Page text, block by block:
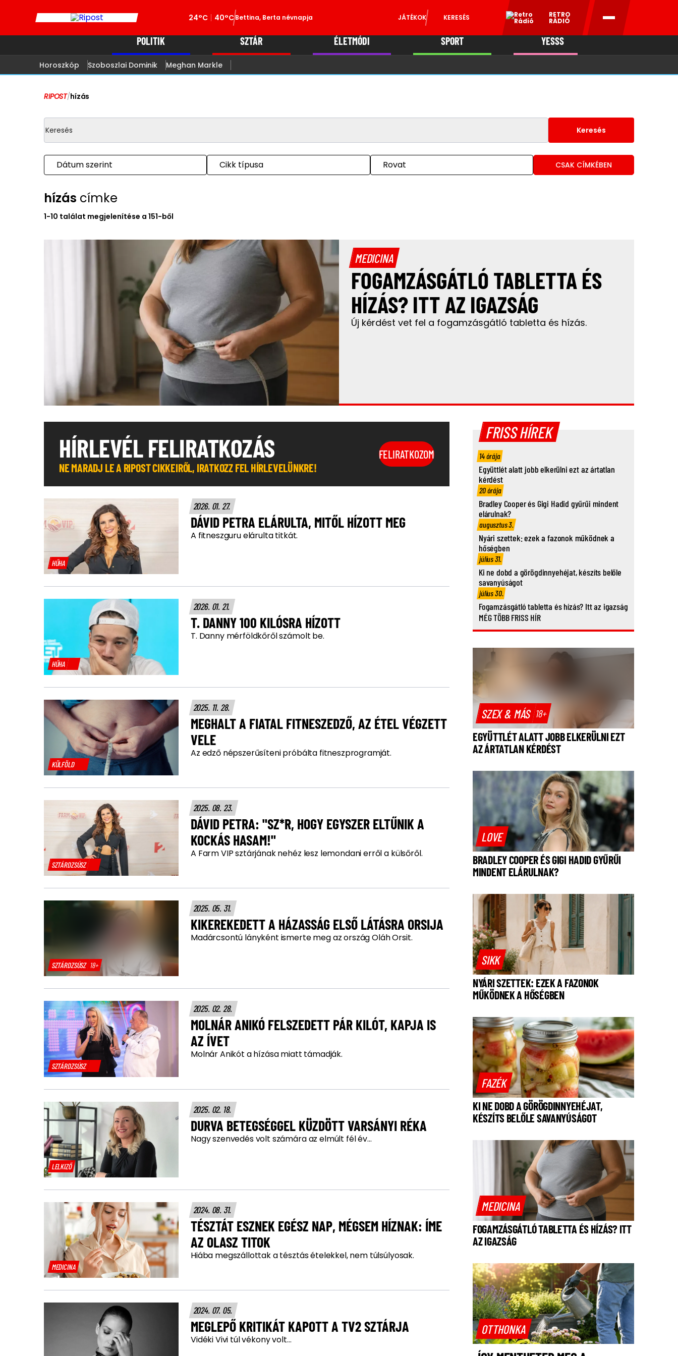
24°C 40°CBettina, Berta névnapja JÁTÉKOK KERESÉS RETRO
RÁDIÓ
POLITIK SZTÁR ÉLETMÓDI SPORT YESSS
Horoszkóp Szoboszlai Dominik Meghan Markle
RIPOST/hízás
Keresés
Dátum szerint Cikk típusa Rovat CSAK CÍMKÉBEN
hízás címke
1-10 találat megjelenítése a 151-ből
MEDICINA
FOGAMZÁSGÁTLÓ TABLETTA ÉS
HÍZÁS? ITT AZ IGAZSÁG
Új kérdést vet fel a fogamzásgátló tabletta és hízás.
HÍRLEVÉL FELIRATKOZÁS
NE MARADJ LE A RIPOST CIKKEIRŐL, IRATKOZZ FEL HÍRLEVELÜNKRE!
FELIRATKOZOM
HŰHA
2026. 01. 27.
DÁVID PETRA ELÁRULTA, MITŐL HÍZOTT MEG
A fitneszguru elárulta titkát.
HŰHA
2026. 01. 21.
T. DANNY 100 KILÓSRA HÍZOTT
T. Danny mérföldkőről számolt be.
KÜLFÖLD
2025. 11. 28.
MEGHALT A FIATAL FITNESZEDZŐ, AZ ÉTEL VÉGZETT
VELE
Az edző népszerűsíteni próbálta fitneszprogramját.
SZTÁRDZSÚSZ
2025. 08. 23.
DÁVID PETRA: "SZ*R, HOGY EGYSZER ELTŰNIK A
KOCKÁS HASAM!"
A Farm VIP sztárjának nehéz lesz lemondani erről a külsőről.
SZTÁRDZSÚSZ 18+
2025. 05. 31.
KIKEREKEDETT A HÁZASSÁG ELSŐ LÁTÁSRA ORSIJA
Madárcsontú lányként ismerte meg az ország Oláh Orsit.
SZTÁRDZSÚSZ
2025. 02. 28.
MOLNÁR ANIKÓ FELSZEDETT PÁR KILÓT, KAPJA IS
AZ ÍVET
Molnár Anikót a hízása miatt támadják.
LELKIZŐ
2025. 02. 18.
DURVA BETEGSÉGGEL KÜZDÖTT VARSÁNYI RÉKA
Nagy szenvedés volt számára az elmúlt fél év...
MEDICINA
2024. 08. 31.
TÉSZTÁT ESZNEK EGÉSZ NAP, MÉGSEM HÍZNAK: ÍME
AZ OLASZ TITOK
Hiába megszállottak a tésztás ételekkel, nem túlsúlyosak.
2024. 07. 05.
MEGLEPŐ KRITIKÁT KAPOTT A TV2 SZTÁRJA
Vidéki Vivi túl vékony volt…
FRISS HÍREK
14 órája
Együttlét alatt jobb elkerülni ezt az ártatlan
kérdést
20 órája
Bradley Cooper és Gigi Hadid gyűrűi mindent
elárulnak?
augusztus 3.
Nyári szettek: ezek a fazonok működnek a
hőségben
július 31.
Ki ne dobd a görögdinnyehéjat, készíts belőle
savanyúságot
július 30.
Fogamzásgátló tabletta és hízás? Itt az igazság
MÉG TÖBB FRISS HÍR
SZEX & MÁS 18+
EGYÜTTLÉT ALATT JOBB ELKERÜLNI EZT
AZ ÁRTATLAN KÉRDÉST
LOVE
BRADLEY COOPER ÉS GIGI HADID GYŰRŰI
MINDENT ELÁRULNAK?
SIKK
NYÁRI SZETTEK: EZEK A FAZONOK
MŰKÖDNEK A HŐSÉGBEN
FAZÉK
KI NE DOBD A GÖRÖGDINNYEHÉJAT,
KÉSZÍTS BELŐLE SAVANYÚSÁGOT
MEDICINA
FOGAMZÁSGÁTLÓ TABLETTA ÉS HÍZÁS? ITT
AZ IGAZSÁG
OTTHONKA